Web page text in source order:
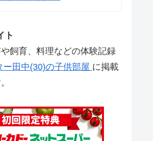
ト
飼育、料理などの体験記録
ー田中(30)の子供部屋 に掲載